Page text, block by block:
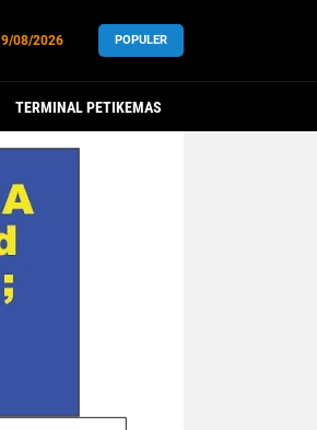
9/08/2026 POPULER
TERMINAL PETIKEMAS